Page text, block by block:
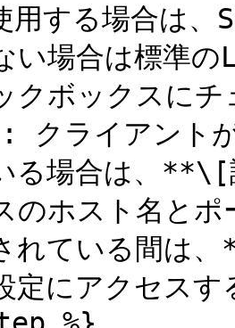
する場合は、
い場合は標準
クボックスに
ライアントが
る場合は、
のホスト名と
れている間
定にアクセス